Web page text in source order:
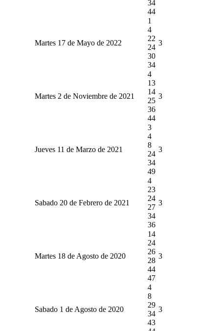
34
44
Martes 17 de Mayo de 2022
1
4
22
24
30
34
3
Martes 2 de Noviembre de 2021
4
13
14
25
36
44
3
Jueves 11 de Marzo de 2021
3
4
8
24
34
49
3
Sabado 20 de Febrero de 2021
4
23
24
27
34
36
3
Martes 18 de Agosto de 2020
14
24
26
28
44
47
3
Sabado 1 de Agosto de 2020
4
8
29
34
43
3